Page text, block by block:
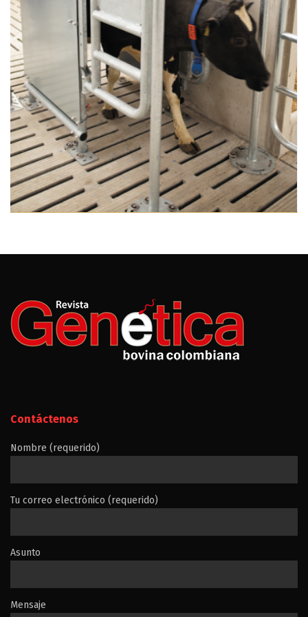
Contáctenos
Nombre (requerido)
Tu correo electrónico (requerido)
Asunto
Mensaje